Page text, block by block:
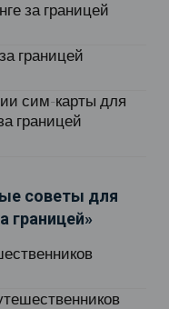
за границей
границей
сим-карты для
границей
советы для
границей»